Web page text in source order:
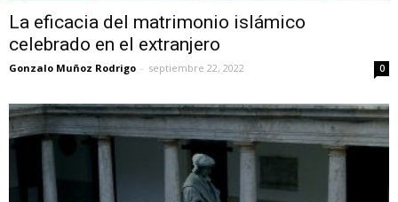
La eficacia del matrimonio islámico
celebrado en el extranjero
Gonzalo Muñoz Rodrigo - septiembre 22, 2022 0